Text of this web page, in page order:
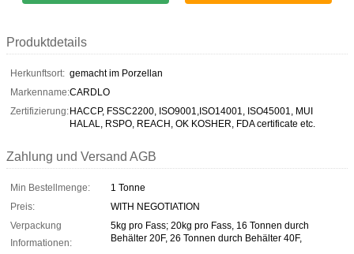
Produktdetails
Herkunftsort: gemacht im Porzellan
Markenname:CARDLO
Zertifizierung:HACCP, FSSC2200, ISO9001,ISO14001, ISO45001, MUI
HALAL, RSPO, REACH, OK KOSHER, FDA certificate etc.
Zahlung und Versand AGB
Min Bestellmenge:
1 Tonne
Preis:
WITH NEGOTIATION
Verpackung
Informationen:
5kg pro Fass; 20kg pro Fass, 16 Tonnen durch
Behälter 20F, 26 Tonnen durch Behälter 40F,